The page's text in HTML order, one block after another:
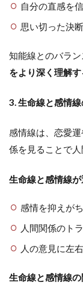
自分の直感を
思い切った決
知能線とのバラ
をより深く理解す
3. 生命線と感情
感情線は、恋愛
係を見ることで人
生命線と感情線
感情を抑えが
人間関係のト
人の意見に左
生命線と感情線